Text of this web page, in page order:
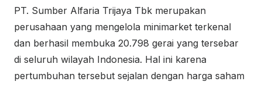
PT. Sumber Alfaria Trijaya Tbk merupakan
perusahaan yang mengelola minimarket terkenal
dan berhasil membuka 20.798 gerai yang tersebar
di seluruh wilayah Indonesia. Hal ini karena
pertumbuhan tersebut sejalan dengan harga saham